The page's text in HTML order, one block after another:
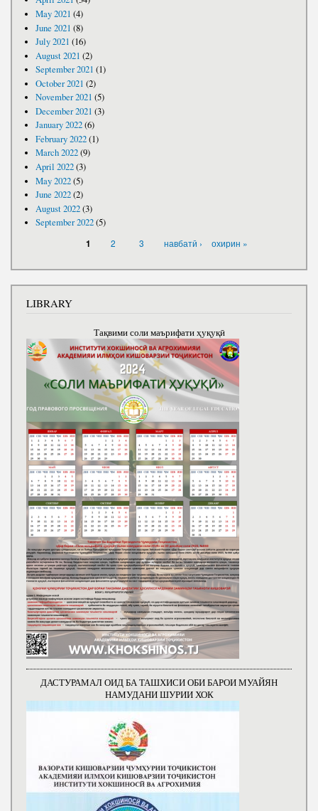
May 2021 (4)
June 2021 (8)
July 2021 (16)
August 2021 (2)
September 2021 (1)
October 2021 (2)
November 2021 (5)
December 2021 (3)
January 2022(6)
February 2022(1)
March 2022(9)
April 2022(3)
May 2022(5)
June 2022(2)
August 2022(3)
September 2022(5)
1 2 3 навбатӣ › охирин »
LIBRARY
Тақвими соли маърифати ҳуқуқӣ
ДАСТУРАМАЛ ОИД БА ТАШХИСИ ОБИ БАРОИ МУАЙЯН
НАМУДАНИ ШУРИИ ХОК